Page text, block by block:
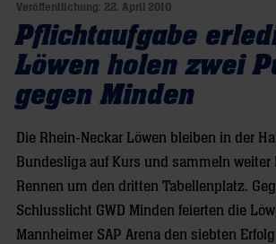
Veröffentlichung: 22. April 2010
Pflichtaufgabe
Löwen holen zwei
gegen Minden
Die Rhein-Neckar Löwen bleiben in der
Bundesliga auf Kurs und sammeln weiter
Rennen um den dritten Tabellenplatz.
Schlusslicht GWD Minden feierten die
Mannheimer SAP Arena den siebten